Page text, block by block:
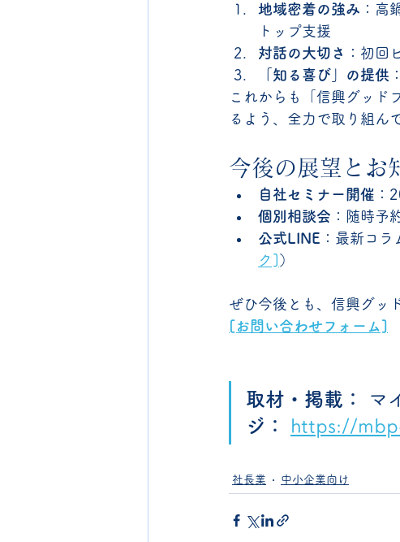
地域密着の強み ：高
トップ支援
対話の大切さ
：初回
「知る喜び」の提供
これからも「信興グッド
るよう、全力で取り組ん
今後の展望とお
自社セミナー開催 ：
個別相談会 ：随時予
公式LINE ：最新コ
ク] ）
ぜひ今後とも、信興グッ
[お問い合わせフォーム]
取材・掲載： マ
ジ：
https://
社長業 中小企業向け